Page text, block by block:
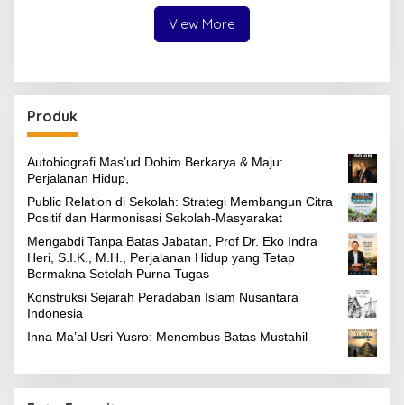
View More
Produk
Autobiografi Mas’ud Dohim Berkarya & Maju:
Perjalanan Hidup,
Public Relation di Sekolah: Strategi Membangun Citra
Positif dan Harmonisasi Sekolah-Masyarakat
Mengabdi Tanpa Batas Jabatan, Prof Dr. Eko Indra
Heri, S.I.K., M.H., Perjalanan Hidup yang Tetap
Bermakna Setelah Purna Tugas
Konstruksi Sejarah Peradaban Islam Nusantara
Indonesia
Inna Ma’al Usri Yusro: Menembus Batas Mustahil